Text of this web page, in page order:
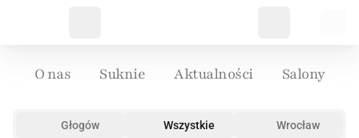
O nas Suknie Aktualności Salony
Głogów Wszystkie Wrocław